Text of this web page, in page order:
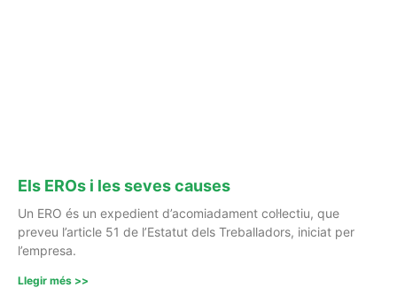
Els EROs i les seves causes
Un ERO és un expedient d’acomiadament col·lectiu, que
preveu l’article 51 de l’Estatut dels Treballadors, iniciat per
l’empresa.
Llegir més >>